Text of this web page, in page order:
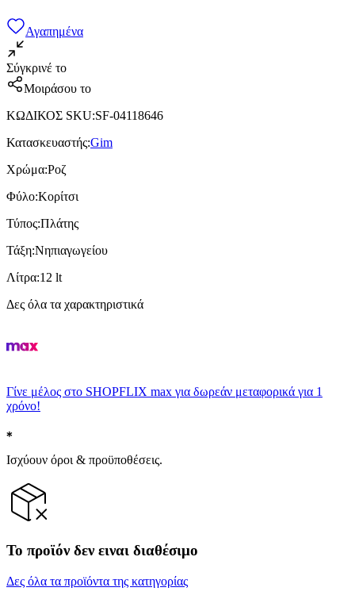
Αγαπημένα
Σύγκρινέ το
Μοιράσου το
ΚΩΔΙΚΟΣ SKU:SF-04118646
Κατασκευαστής:Gim
Χρώμα:Ροζ
Φύλο:Κορίτσι
Τύπος:Πλάτης
Τάξη:Νηπιαγωγείου
Λίτρα:12 lt
Δες όλα τα χαρακτηριστικά
Γίνε μέλος στο SHOPFLIX max για δωρεάν μεταφορικά για 1
χρόνο!
Ισχύουν όροι & προϋποθέσεις.
Το προϊόν δεν ειναι διαθέσιμο
Δες όλα τα προϊόντα της κατηγορίας